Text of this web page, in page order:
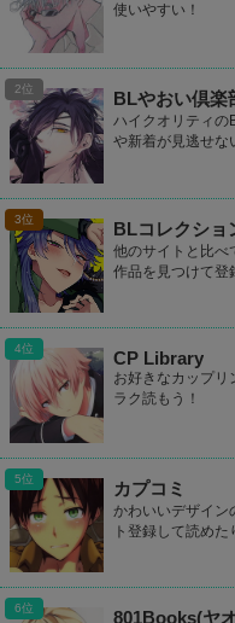
使いやすい！
BLやおい倶楽
ハイクオリティの
や新着が見逃せな
BLコレクショ
他のサイトと比べ
作品を見つけて登
CP Library
お好きなカップリ
ラク読もう！
カプコミ
かわいいデザイン
ト登録して読め
801Books(ヤ